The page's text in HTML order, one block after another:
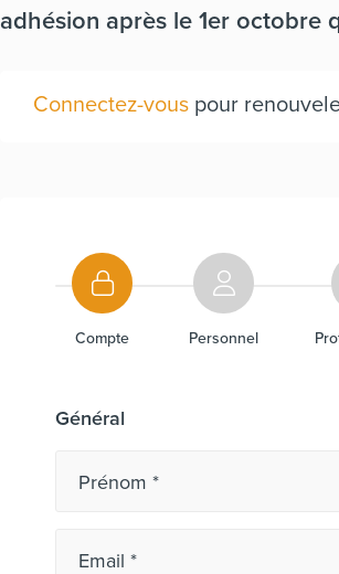
adhésion après le 1er octobre
Connectez-vous pour
Compte Personnel
Général